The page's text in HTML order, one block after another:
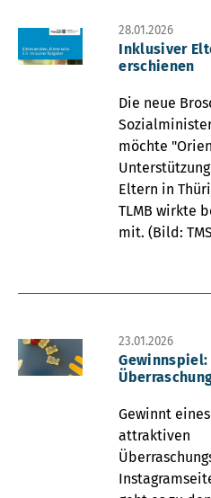
28.01.2026
Inklusiver
erschienen
Die neue
möchte
Eltern in
TLMB wirkte
mit. (Bild:
23.01.2026
Gewinnspiel:
Gewinnt
attraktiven
Instagramseite